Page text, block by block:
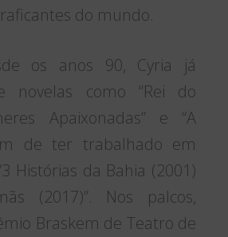
do mundo.
os anos 90, Cyria já
novelas como “Rei do
Apaixonadas” e “A
de ter trabalhado em
Histórias da Bahia (2001)
(2017)”. Nos palcos,
Braskem de Teatro de